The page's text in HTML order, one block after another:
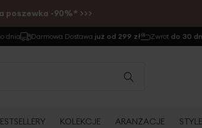
poszewka -90%* >>>
dnia Darmowa Dostawa już od 299 zł Zwrot do 30
KOLEKCJE ARANŻACJE STYLE